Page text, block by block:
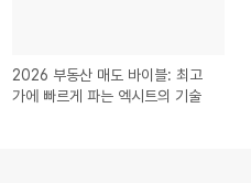
2026 부동산 매도 바이블: 최고
가에 빠르게 파는 엑시트의 기술